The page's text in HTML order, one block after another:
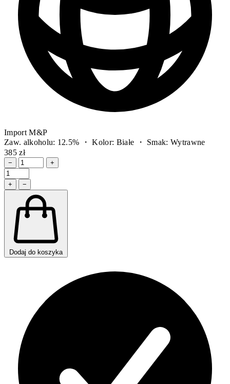
Import M&P
Zaw. alkoholu: 12.5% ・ Kolor: Białe ・ Smak: Wytrawne
385 zł
− +
+ −
Dodaj do koszyka